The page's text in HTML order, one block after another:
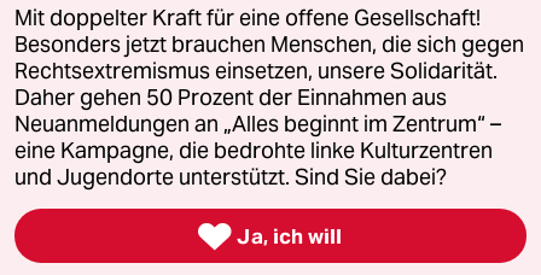
Alle Rechte vorbehalten. Bei rechtlichen Fragen oder für Genehmigungen
wenden Sie sich bitte an lizenzen@taz.de
Feedback Redaktionsstatut Kommune-Richtlinien
Leitlinie Informant Datenschutz Impressum AGB
Seitenwende Einwilligungen widerrufen (Ads)
Mit doppelter Kraft für eine offene Gesellschaft!
Besonders jetzt brauchen Menschen, die sich gegen
Rechtsextremismus einsetzen, unsere Solidarität.
Daher gehen 50 Prozent der Einnahmen aus
Neuanmeldungen an „Alles beginnt im Zentrum“ –
eine Kampagne, die bedrohte linke Kulturzentren
und Jugendorte unterstützt. Sind Sie dabei?
 Ja, ich will